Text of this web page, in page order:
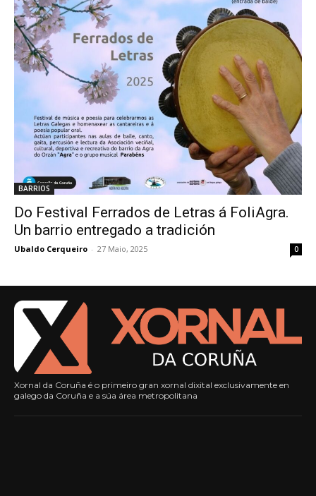
BARRIOS
Do Festival Ferrados de Letras á FoliAgra.
Un barrio entregado a tradición
Ubaldo Cerqueiro - 27 Maio, 2025 0
Xornal da Coruña é o primeiro gran xornal dixital exclusivamente en
galego da Coruña e a súa área metropolitana